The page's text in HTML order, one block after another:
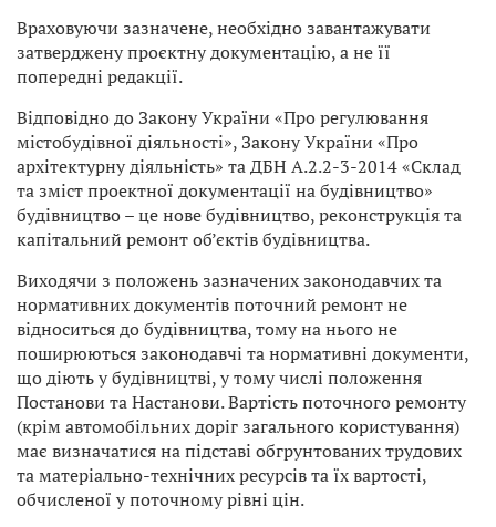
Враховуючи зазначене, необхідно завантажувати
затверджену проєктну документацію, а не її
попередні редакції.
Відповідно до Закону України «Про регулювання
містобудівної діяльності», Закону України «Про
архітектурну діяльність» та ДБН А.2.2-3-2014 «Склад
та зміст проектної документації на будівництво»
будівництво – це нове будівництво, реконструкція та
капітальний ремонт об’єктів будівництва.
Виходячи з положень зазначених законодавчих та
нормативних документів поточний ремонт не
відноситься до будівництва, тому на нього не
поширюються законодавчі та нормативні документи,
що діють у будівництві, у тому числі положення
Постанови та Настанови. Вартість поточного ремонту
(крім автомобільних доріг загального користування)
має визначатися на підставі обгрунтованих трудових
та матеріально-технічних ресурсів та їх вартості,
обчисленої у поточному рівні цін.